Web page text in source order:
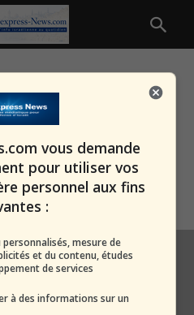
alarmant au Royaume-
Russie pourrait paralyser
vous demande
pour utiliser vos
personnel aux fins
:
mesure de
et du contenu, études
de services
à des informations sur un